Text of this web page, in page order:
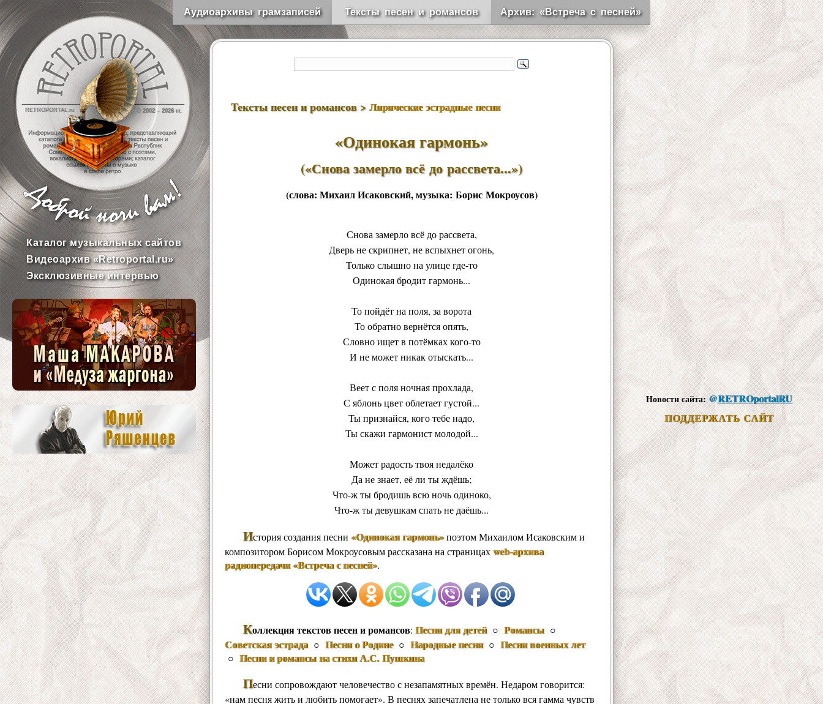
Аудиоархивы грамзаписей Тексты песен и романсов Архив: «Встреча с песней»
RETROPORTAL.ru © 2002 – 2026 гг.
Каталог музыкальных сайтов
Видеоархив «Retroportal.ru»
Эксклюзивные интервью
Тексты песен и романсов > Лирические эстрадные песни
«Одинокая гармонь»
(«Снова замерло всё до рассвета...»)
(слова: Михаил Исаковский, музыка: Борис Мокроусов)
Снова замерло всё до рассвета,
Дверь не скрипнет, не вспыхнет огонь,
Только слышно на улице где-то
Одинокая бродит гармонь...
То пойдёт на поля, за ворота
То обратно вернётся опять,
Словно ищет в потёмках кого-то
И не может никак отыскать...
Веет с поля ночная прохлада,
С яблонь цвет облетает густой...
Ты признайся, кого тебе надо,
Ты скажи гармонист молодой...
Может радость твоя недалёко
Да не знает, её ли ты ждёшь;
Что-ж ты бродишь всю ночь одиноко,
Что-ж ты девушкам спать не даёшь...
История создания песни «Одинокая гармонь»поэтом Михаилом Исаковским и
композитором Борисом Мокроусовым рассказана на страницахweb-архива
радиопередачи «Встреча с песней».
Коллекция текстов песен и романсов: Песни для детей○ Романсы ○
Советская эстрада○ Песни о Родине○ Народные песни○ Песни военных лет
○ Песни и романсы на стихи А.С. Пушкина
Песни сопровождают человечество с незапамятных времён. Недаром говорится:
«нам песня жить и любить помогает». В песнях запечатлена не только вся гамма чувств
Новости сайта:@RETROportalRU
ПОДДЕРЖАТЬ САЙТ